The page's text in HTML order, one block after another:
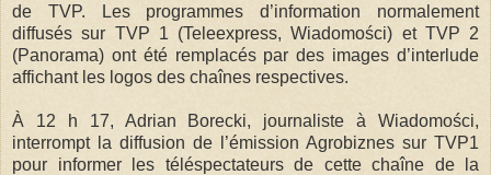
de TVP. Les programmes d’information normalement
diffusés sur TVP 1 (Teleexpress, Wiadomości) et TVP 2
(Panorama) ont été remplacés par des images d’interlude
affichant les logos des chaînes respectives.
À 12 h 17, Adrian Borecki, journaliste à Wiadomości,
interrompt la diffusion de l’émission Agrobiznes sur TVP1
pour informer les téléspectateurs de cette chaîne de la